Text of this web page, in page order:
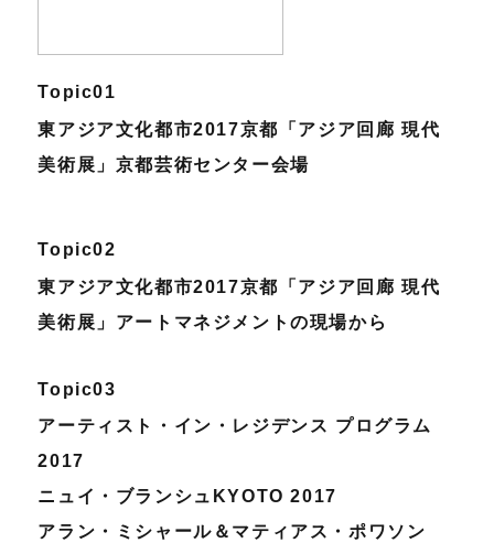
Topic01
東アジア文化都市2017京都「アジア回廊 現代
美術展」京都芸術センター会場
Topic02
東アジア文化都市2017京都「アジア回廊 現代
美術展」アートマネジメントの現場から
Topic03
アーティスト・イン・レジデンス プログラム
2017
ニュイ・ブランシュKYOTO 2017
アラン・ミシャール＆マティアス・ポワソン